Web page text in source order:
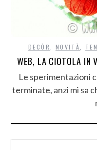
DECÒR NOVITÀ
WEB, LA CIOTOLA IN
Le sperimentazioni
terminate, anzi mi sa